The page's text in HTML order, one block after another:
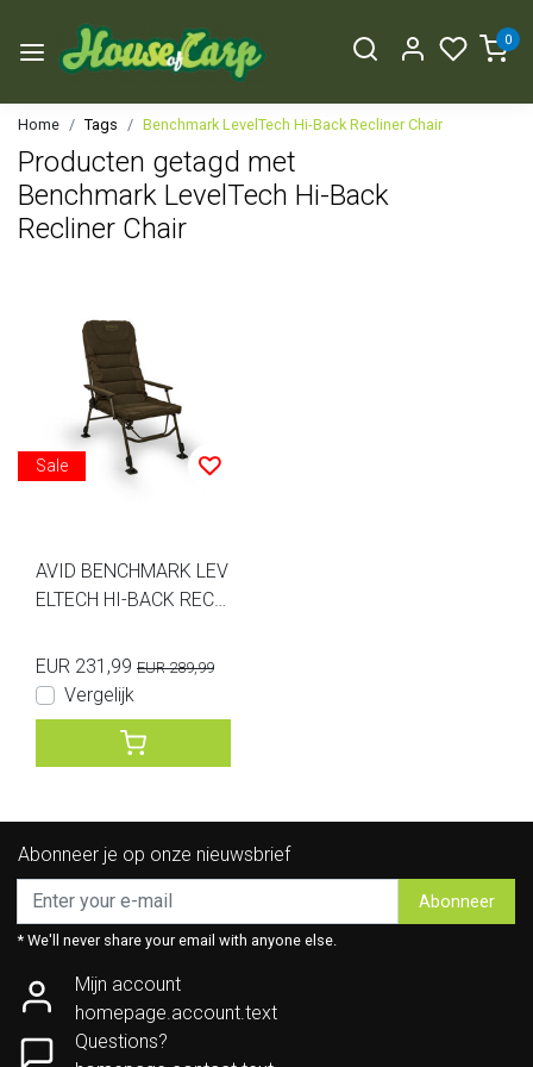
0
Home Tags Benchmark LevelTech Hi-Back Recliner Chair
Producten getagd met
Benchmark LevelTech Hi-Back
Recliner Chair
Sale
AVID BENCHMARK LEV
ELTECH HI-BACK RECLI
EUR 231,99 EUR 289,99
Vergelijk
Abonneer je op onze nieuwsbrief
Abonneer
* We'll never share your email with anyone else.
Mijn account
homepage.account.text
Questions?